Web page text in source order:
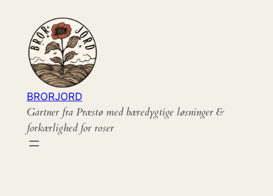
indhold
BRORJORD
Gartner fra Præstø med bæredygtige løsninger &
forkærlighed for roser